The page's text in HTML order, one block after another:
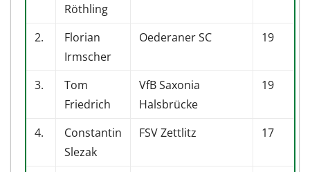
Röthling
2.
Florian
Irmscher
Oederaner SC 19
3.
Tom
Friedrich
VfB Saxonia
Halsbrücke
19
4.
Constantin
Slezak
FSV Zettlitz 17